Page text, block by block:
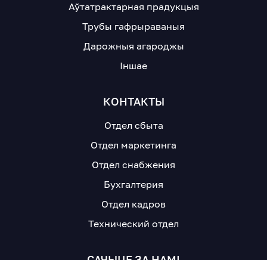
Аўтатрактарная прадукцыя
Трубы гафрыраваныя
Дарожныя агароджы
Іншае
КОНТАКТЫ
Отдел сбыта
Отдел маркетинга
Отдел снабжения
Бухгалтерия
Отдел кадров
Технический отдел